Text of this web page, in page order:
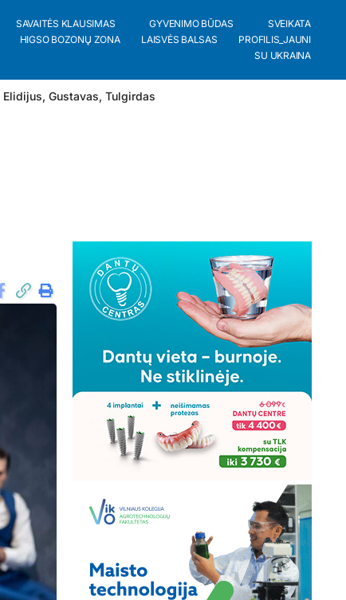
SAVAITĖS KLAUSIMAS GYVENIMO BŪDAS
SVEIKATA
HIGSO BOZONŲ ZONA LAISVĖS BALSAS
PROFILIS_JAUNI
SU UKRAINA
Elidijus, Gustavas, Tulgirdas